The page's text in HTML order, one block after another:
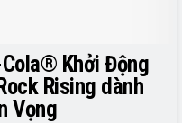
Khởi Động
Rising dành
Vọng